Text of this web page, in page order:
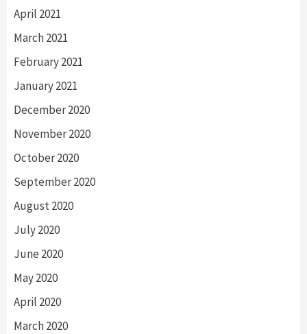
April 2021
March 2021
February 2021
January 2021
December 2020
November 2020
October 2020
September 2020
August 2020
July 2020
June 2020
May 2020
April 2020
March 2020